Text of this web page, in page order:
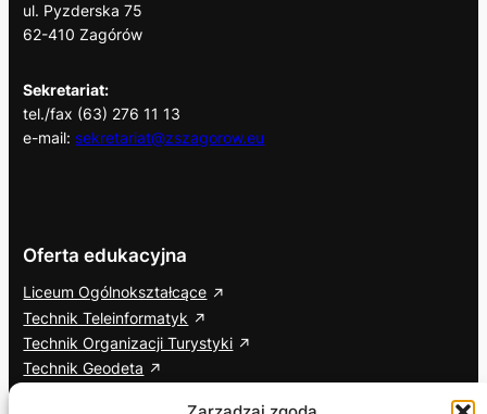
ul. Pyzderska 75
62-410 Zagórów
Sekretariat:
tel./fax (63) 276 11 13
e-mail: sekretariat@zszagorow.eu
Oferta edukacyjna
Liceum Ogólnokształcące
Technik Teleinformatyk
Technik Organizacji Turystyki
Technik Geodeta